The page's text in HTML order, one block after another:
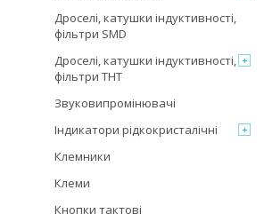
Дроселі, катушки індуктивності,
фільтри SMD
Дроселі, катушки індуктивності,
фільтри THT
Звуковипромінювачі
Індикатори рідкокристалічні
Клемники
Клеми
Кнопки тактові